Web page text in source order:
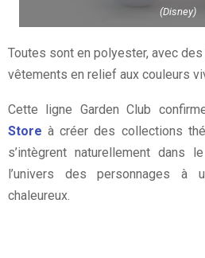
(Disney)
Toutes sont en polyester, avec
vêtements en relief aux couleurs
Cette ligne Garden Club
Store à créer des collections
s’intègrent naturellement dans
l’univers des personnages à
chaleureux.